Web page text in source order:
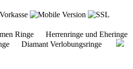
Ringe Herrenringe und Eheringe
Diamant Verlobungsringe